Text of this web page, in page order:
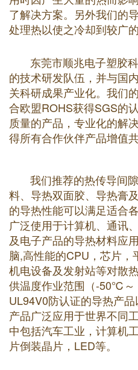
了解决方案。另外我们的
处理热以使之冷却到较广的
东莞市顺兆电子塑胶
的技术研发队伍，并与国
关科研成果产业化。我们
合欧盟ROHS获得SGS的
质量的产品，专业化的解
得所有合作伙伴产品增值
我们推荐的热传导间隙
料、导热双面胶、导热膏
的导热性能可以满足适合
广泛使用于计算机、通讯
及电子产品的导热材料应
脑,高性能的CPU，芯片，
机电设备及发射站等对散
供温度作业范围（-50℃
UL94V0防认证的导热产
产品广泛应用于世界不同
中包括汽车工业，计算机
片倒装晶片，LED等。